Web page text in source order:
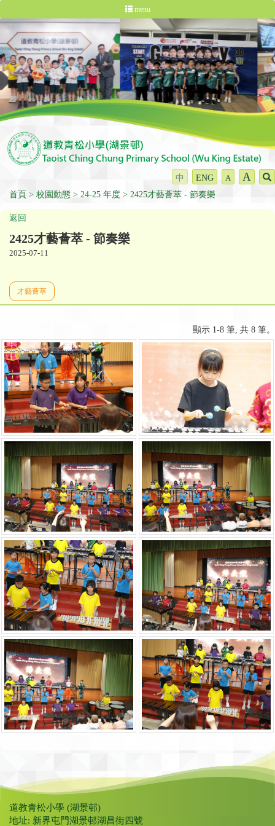
menu
中 ENG A A
首頁 校園動態 24-25 年度 2425才藝薈萃 - 節奏樂
返回
2425才藝薈萃 - 節奏樂
2025-07-11
才藝薈萃
顯示 1-8 筆, 共 8 筆。
道教青松小學 (湖景邨)
地址: 新界屯門湖景邨湖昌街四號